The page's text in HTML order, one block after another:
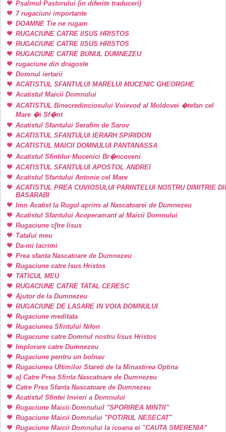
Psalmul Pastorului (in diferite traduceri)
7 rugaciuni importante
DOAMNE Tie ne rugam
RUGACIUNE CATRE IISUS HRISTOS
RUGACIUNE CATRE IISUS HRISTOS
RUGACIUNE CATRE BUNUL DUMNEZEU
rugaciune din dragoste
Domnul iertarii
ACATISTUL SFANTULUI MARELUI MUCENIC GHEORGHE
Acatistul Maicii Domnului
ACATISTUL Binecredinciosului Voievod al Moldovei �tefan cel
Mare �i Sf�nt
Acatistul Sfantului Serafim de Sarov
ACATISTUL SFANTULUI IERARH SPIRIDON
ACATISTUL MAICII DOMNULUI PANTANASSA
Acatistul Sfintilor Mucenici Br�ncoveni
ACATISTUL SFANTULUI APOSTOL ANDREI
Acatistul Sfantului Antonie cel Mare
ACATISTUL PREA CUVIOSULUI PARINTELUI NOSTRU DIMITRIE
BASARABI
Imn Acatist la Rugul aprins al Nascatoarei de Dumnezeu
Acatistul Sfantului Acoperamant al Maicii Domnului
Rugaciune c[tre Iisus
Tatalui meu
Da-mi lacrimi
Prea sfanta Nascatoare de Dumnezeu
Rugaciune catre Isus Hristos
TATICUL MEU
RUGACIUNE CATRE TATAL CERESC
Ajutor de la Dumnezeu
RUGACIUNE DE LASARE IN VOIA DOMNULUI
Rugaciune meditata
Rugaciunea Sfintului Nifon
Rugaciune catre Domnul nostru Iisus Hristos
Implorare catre Dumnezeu
Rugaciune pentru un bolnav
Rugaciunea Ultimilor Stareti de la Minastirea Optina
a) Catre Prea Sfinta Nascatoare de Dumnezeu
Catre Prea Sfanta Nascatoare de Dumnezeu
Acatistul Sfintei Invieri a Domnului
Rugaciune Maicii DomnuluiI "SPORIREA MINTII"
Rugaciune Maicii Domnului "POTIRUL NESECAT"
Rugaciune Maicii Domnului la icoana ei "CAUTA SMERENIA"